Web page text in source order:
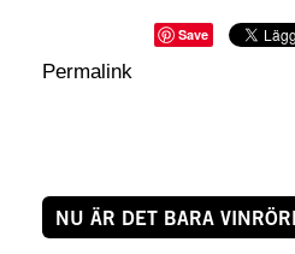
Save
Permalink
NU ÄR DET BARA